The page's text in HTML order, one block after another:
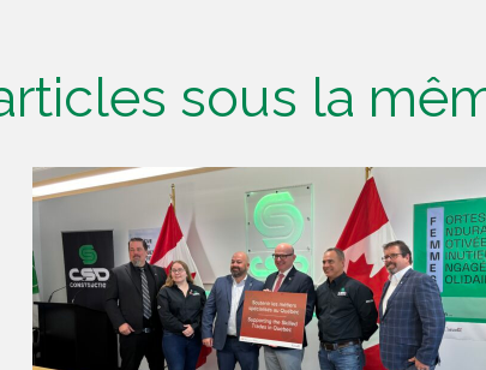
sous la